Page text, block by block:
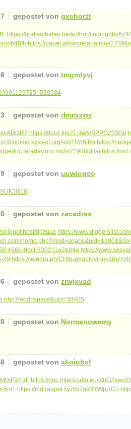
gepostet von gxchorzt
https://gratisafhalen.be/author/codingdhv674/
https://paper.wf/secretariatmak2739/
gepostet von tmgmtyvj
gepostet von rlmroxwz
https://docs.klg21.de/s/BPPGZ33Gp
codimd.syssec.org/s/xlTU85jRs https://
s/Z1988gHai https://
gepostet von uuwioqeo
gepostet von zacadrss
snippet.host/dpzuaz https://
456b-9bcf-630211a2e84a https://
29 https://telegra.ph/CHto-prigotovit-iz-
gepostet von zrwjxvad
gepostet von Normanowemy
gepostet von akoiubxf
https://doc.interscalar.eu/s/
5m1 https://md.rappet.xyz/s/7gsBYWpUCo